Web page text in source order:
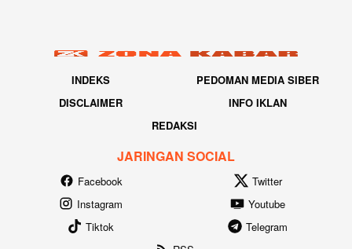
INDEKS
PEDOMAN MEDIA SIBER
DISCLAIMER
INFO IKLAN
REDAKSI
JARINGAN SOCIAL
Facebook
Twitter
Instagram
Youtube
Tiktok
Telegram